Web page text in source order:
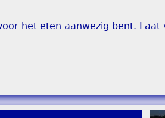
het eten aanwezig bent. Laat